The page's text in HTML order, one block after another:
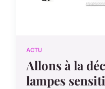
ACTU
Allons à la
lampes